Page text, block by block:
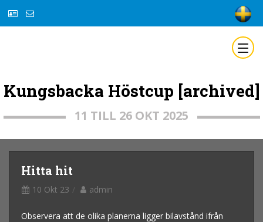
Kungsbacka Höstcup [archived]
11 TILL 26 OKT 2025
Hitta hit
10 Okt 23 admin
Observera att de olika planerna ligger bilavstånd ifrån